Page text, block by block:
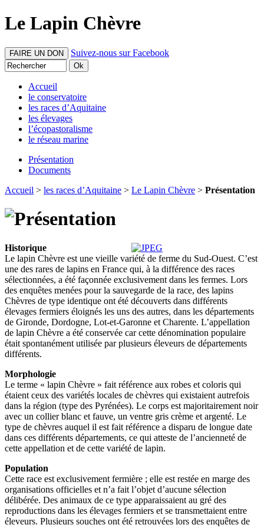
Le Lapin Chèvre
FAIRE UN DON Suivez-nous sur Facebook
Accueil
le conservatoire
les races d’Aquitaine
les élevages
l’écopastoralisme
le réseau marine
Présentation
Documents
Accueil > les races d’Aquitaine > Le Lapin Chèvre > Présentation
Historique
Le lapin Chèvre est une vieille variété de ferme du Sud-Ouest. C’est
une des rares de lapins en France qui, à la différence des races
sélectionnées, a été façonnée exclusivement dans les fermes. Lors
des enquêtes menées pour la sauvegarde de la race, des lapins
Chèvres de type identique ont été découverts dans différents
élevages fermiers éloignés les uns des autres, dans les départements
de Gironde, Dordogne, Lot-et-Garonne et Charente. L’appellation
de lapin Chèvre a été conservée car cette dénomination populaire
était spontanément utilisée par plusieurs éleveurs de départements
différents.
Morphologie
Le terme « lapin Chèvre » fait référence aux robes et coloris qui
étaient ceux des variétés locales de chèvres qui existaient autrefois
dans la région (type des Pyrénées). Le corps est majoritairement noir
avec un collier blanc et fauve, un ventre gris crème et argenté. Le
type de chèvres auquel il est fait référence a disparu de longue date
dans ces différents départements, ce qui atteste de l’ancienneté de
cette appellation et de cette variété de lapin.
Population
Cette race est exclusivement fermière ; elle est restée en marge des
organisations officielles et n’a fait l’objet d’aucune sélection
délibérée. Des animaux de ce type apparaissaient au gré des
reproductions dans les élevages fermiers et se transmettaient entre
éleveurs. Plusieurs souches ont été retrouvées lors des enquêtes de